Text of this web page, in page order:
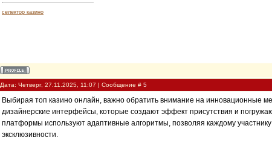
селектор казино
Дата: Четверг, 27.11.2025, 11:07 | Сообщение # 5
Выбирая топ казино онлайн, важно обратить внимание на инновационные
дизайнерские интерфейсы, которые создают эффект присутствия и
платформы используют адаптивные алгоритмы, позволяя каждому
эксклюзивности.